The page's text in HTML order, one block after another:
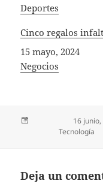
In relation to
Deportes
Cinco regalos
Fecha
15 mayo, 2024
In relation to
Negocios
16
CategoríasTecnología
Deja un